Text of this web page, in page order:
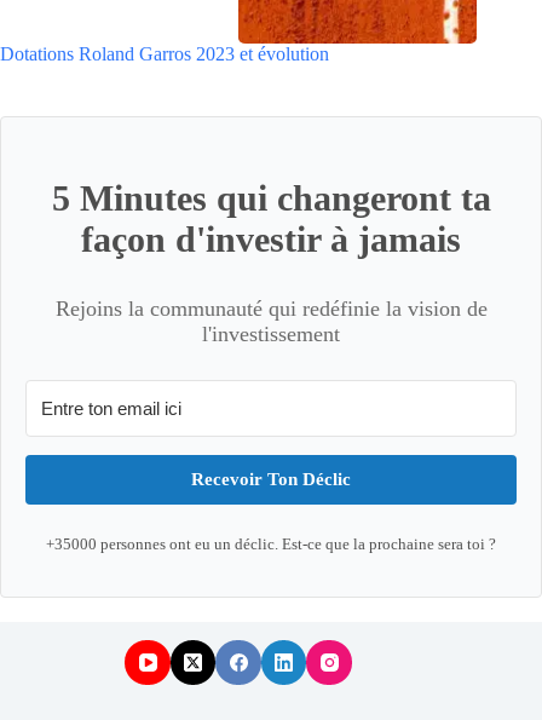
Dotations Roland Garros 2023 et évolution
5 Minutes qui changeront ta
façon d'investir à jamais
Rejoins la communauté qui redéfinie la vision de
l'investissement
Recevoir Ton Déclic
+35000 personnes ont eu un déclic. Est-ce que la prochaine sera toi ?